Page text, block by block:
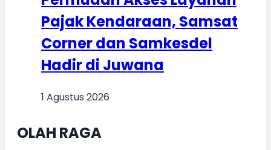
Pajak Kendaraan, Samsat
Corner dan Samkesdel
Hadir di Juwana
1 Agustus 2026
OLAH RAGA